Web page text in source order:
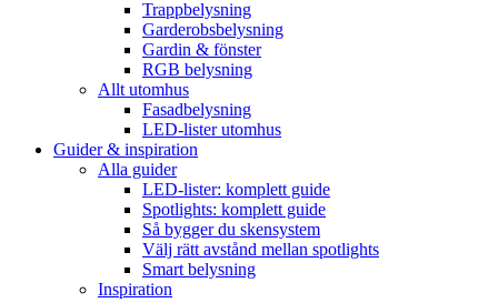
Trappbelysning
Garderobsbelysning
Gardin & fönster
RGB belysning
Allt utomhus
Fasadbelysning
LED-lister utomhus
Guider & inspiration
Alla guider
LED-lister: komplett guide
Spotlights: komplett guide
Så bygger du skensystem
Välj rätt avstånd mellan spotlights
Smart belysning
Inspiration